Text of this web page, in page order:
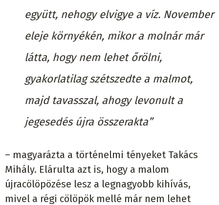
együtt, nehogy elvigye a víz. November
eleje környékén, mikor a molnár már
látta, hogy nem lehet őrölni,
gyakorlatilag szétszedte a malmot,
majd tavasszal, ahogy levonult a
jegesedés újra összerakta”
– magyarázta a történelmi tényeket Takács
Mihály. Elárulta azt is, hogy a malom
újracölöpözése lesz a legnagyobb kihívás,
mivel a régi cölöpök mellé már nem lehet